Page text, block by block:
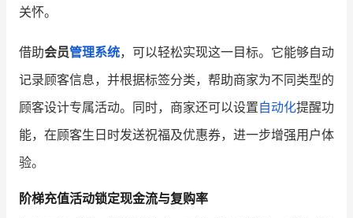
关怀。
借助会员管理系统，可以轻松实现这一目标。它能够自动
记录顾客信息，并根据标签分类，帮助商家为不同类型的
顾客设计专属活动。同时，商家还可以设置自动化提醒功
能，在顾客生日时发送祝福及优惠券，进一步增强用户体
验。
阶梯充值活动锁定现金流与复购率